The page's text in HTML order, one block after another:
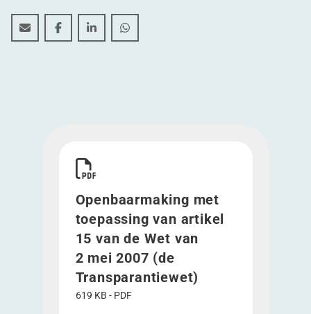
Openbaarmaking met toepassing van artikel 15 van
Openbaarmaking met toepassing van artikel
Openbaarmaking met toepassing van
Openbaarmaking met toepassing
Openbaarmaking met
toepassing van artikel
15 van de Wet van
2 mei 2007 (de
Transparantiewet)
619 KB - PDF